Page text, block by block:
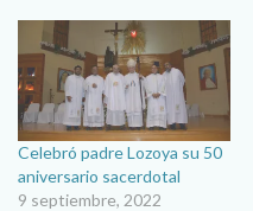
Celebró padre Lozoya su 50
aniversario sacerdotal
9 septiembre, 2022